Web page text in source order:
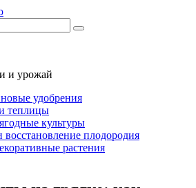
и урожай
удобрения
теплицы
культуры
плодородия
растения